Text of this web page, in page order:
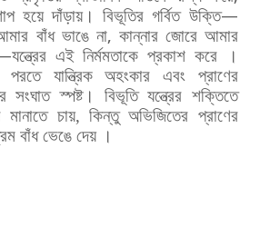
হয়ে দাঁড়ায়। বিভূতির গর্বিত উক্তি—
বাঁধ ভাঙে না, কান্নার জোরে আমার
যন্ত্রের এই নির্মমতাকে প্রকাশ করে
।
পরতে যান্ত্রিক অহংকার এবং
প্রাণের
সংঘাত স্পষ্ট। বিভূতি যন্ত্রের শক্তিতে
মানাতে চায়, কিন্তু অভিজিতের প্রাণের
বাঁধ ভেঙে দেয় ।